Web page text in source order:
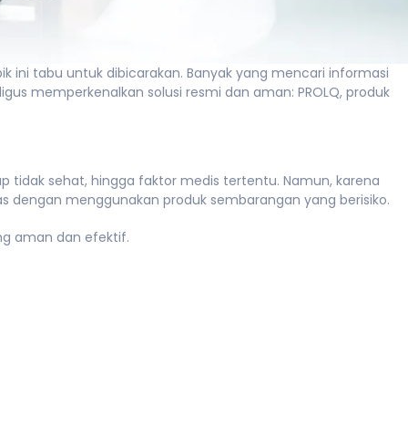
ini tabu untuk dibicarakan. Banyak yang mencari informasi
memperkenalkan solusi resmi dan aman: PROLQ, produk
tidak sehat, hingga faktor medis tertentu. Namun, karena
dengan menggunakan produk sembarangan yang berisiko.
aman dan efektif.